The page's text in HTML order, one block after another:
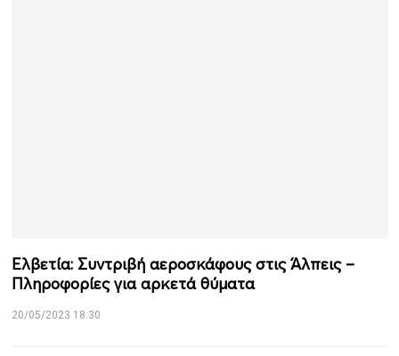
Ελβετία: Συντριβή αεροσκάφους στις Άλπεις –
Πληροφορίες για αρκετά θύματα
20/05/2023 18:30